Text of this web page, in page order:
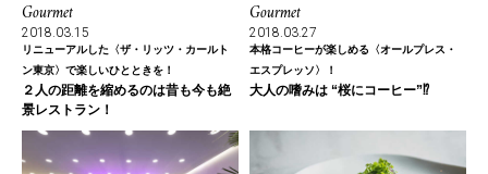
Gourmet
2018.03.15
リニューアルした〈ザ・リッツ・カールト
ン東京〉で楽しいひとときを！
２人の距離を縮めるのは昔も今も絶
景レストラン！
Gourmet
2018.03.27
本格コーヒーが楽しめる〈オールプレス・
エスプレッソ〉！
大人の嗜みは “桜にコーヒー”⁉